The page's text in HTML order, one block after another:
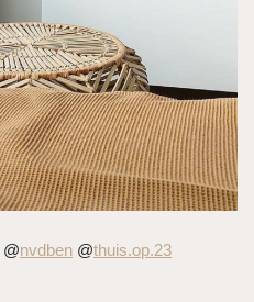
@nvdben @thuis.op.23